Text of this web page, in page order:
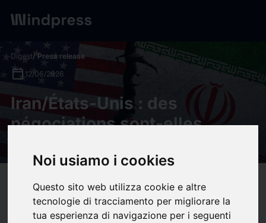
Noi usiamo i cookies
Questo sito web utilizza cookie e altre
tecnologie di tracciamento per migliorare la
tua esperienza di navigazione per i seguenti
Digest/ Press release
calendar_today 12/06/2026
Iran/États-Unis : des
négociations sont-elles
Compatibility help
(0)bookmark_borderupload Share